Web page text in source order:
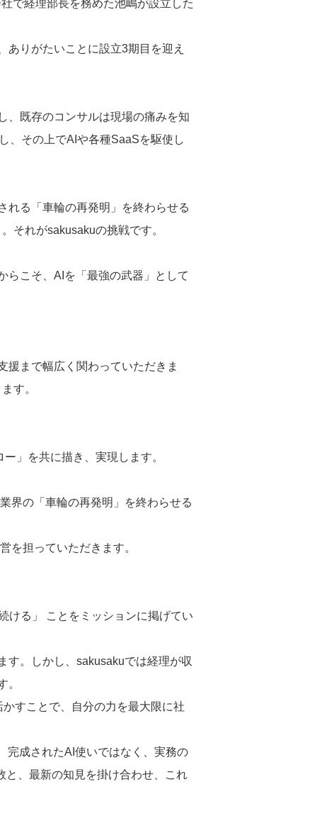
で経理部長を務めた池嶋が設立した
りがたいことに設立3期目を迎え
、既存のコンサルは現場の痛みを知
、その上でAIや各種SaaSを駆使し
れる「車輪の再発明」を終わらせる
それがsakusakuの挑戦です。
らこそ、AIを「最強の武器」として
援まで幅広く関わっていただきま
す。
」を共に描き、実現します。
界の「車輪の再発明」を終わらせる
を担っていただきます。
ける」 ことをミッションに掲げてい
す。しかし、sakusakuでは経理が収
。
すことで、自分の力を最大限に社
完成されたAI使いではなく、実務の
と、最新の知見を掛け合わせ、これ